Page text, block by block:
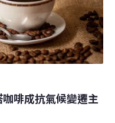
啡成抗氣候變遷主